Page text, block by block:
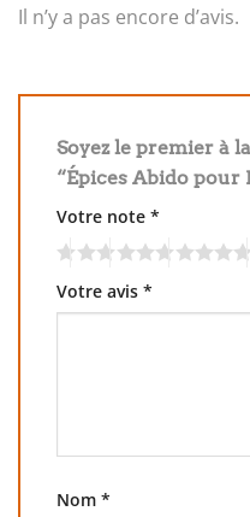
Il n’y a pas encore d’avis.
Soyez le premier à
“Épices Abido pour
Votre note *
Votre avis *
Nom *